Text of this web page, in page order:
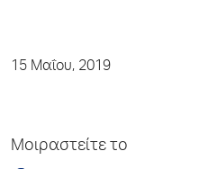
15 Μαΐου, 2019
Μοιραστείτε το